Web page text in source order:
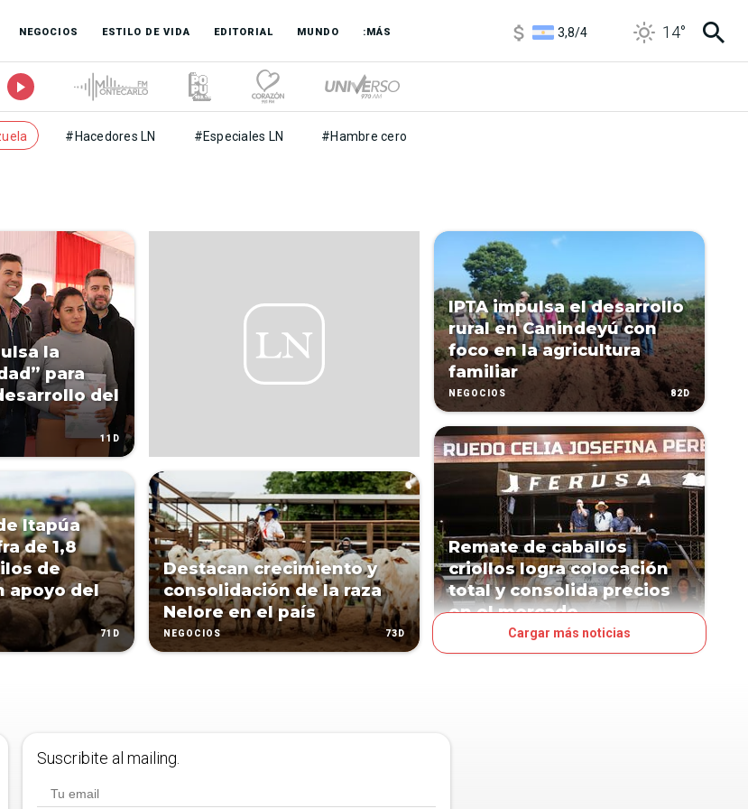
NEGOCIOS ESTILO DE VIDA EDITORIAL MUNDO :MÁS
3,8/4
14°
#Hacedores LN #Especiales LN #Hambre cero
la
para
del
11D
Itapúa
de 1,8
de
apoyo del
71D
Destacan crecimiento y
consolidación de la raza
Nelore en el país
NEGOCIOS 73D
IPTA impulsa el desarrollo
rural en Canindeyú con
foco en la agricultura
familiar
NEGOCIOS 82D
Remate de caballos
criollos logra colocación
total y consolida precios
en el mercado
Cargar más noticias
Suscribite al mailing.